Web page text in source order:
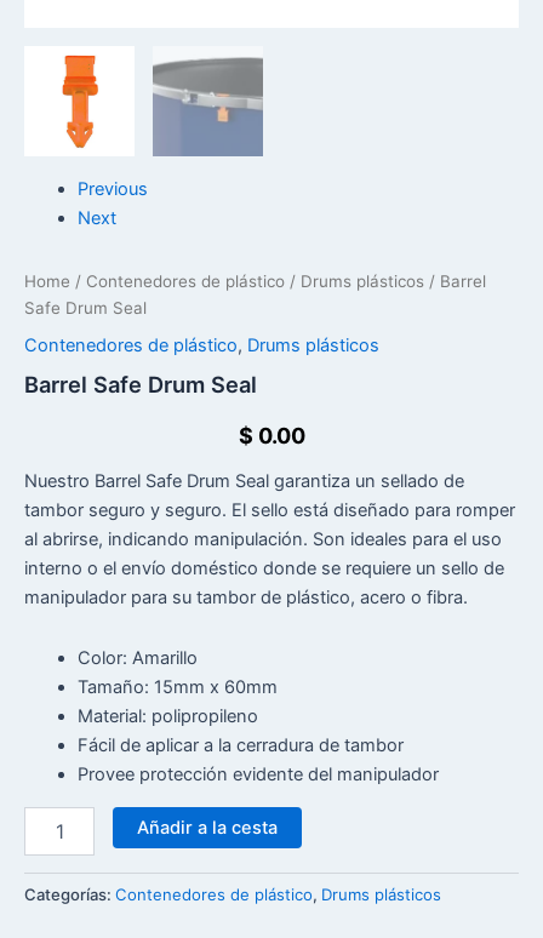
Previous
Next
Home / Contenedores de plástico / Drums plásticos / Barrel
Safe Drum Seal
Contenedores de plástico, Drums plásticos
Barrel Safe Drum Seal
$ 0.00
Nuestro Barrel Safe Drum Seal garantiza un sellado de
tambor seguro y seguro. El sello está diseñado para romper
al abrirse, indicando manipulación. Son ideales para el uso
interno o el envío doméstico donde se requiere un sello de
manipulador para su tambor de plástico, acero o fibra.
Color: Amarillo
Tamaño: 15mm x 60mm
Material: polipropileno
Fácil de aplicar a la cerradura de tambor
Provee protección evidente del manipulador
Añadir a la cesta
Categorías: Contenedores de plástico, Drums plásticos